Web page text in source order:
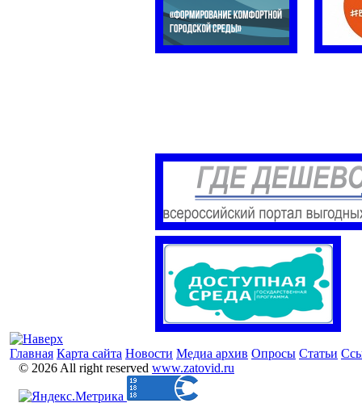
Главная Карта сайта Новости Медиа архив Опросы Статьи
© 2026 All right reserved www.zatovid.ru